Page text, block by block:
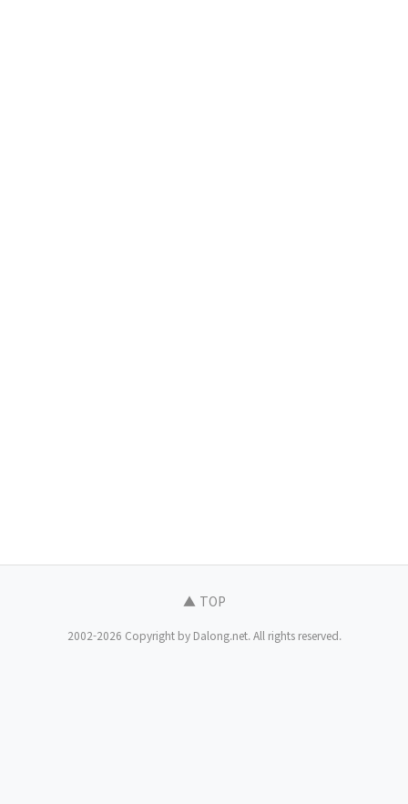
▲ TOP
2002-2026 Copyright by Dalong.net. All rights reserved.